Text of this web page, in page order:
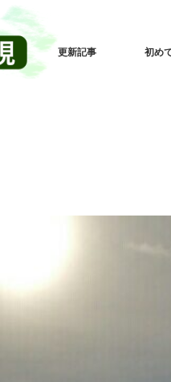
更新記事 初め